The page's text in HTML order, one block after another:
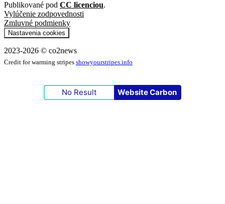
Publikované pod CC licenciou.
Vylúčenie zodpovednosti
Zmluvné podmienky
Nastavenia cookies
2023-2026 © co2news
Credit for warming stripes showyourstripes.info
No Result Website Carbon